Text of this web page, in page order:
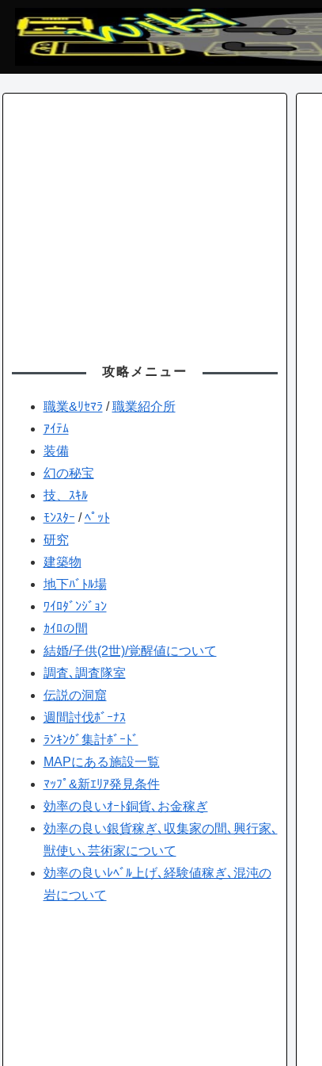
攻略メニュー
職業&ﾘｾﾏﾗ /職業紹介所
ｱｲﾃﾑ
装備
幻の秘宝
技、ｽｷﾙ
ﾓﾝｽﾀｰ /ﾍﾟｯﾄ
研究
建築物
地下ﾊﾞﾄﾙ場
ﾜｲﾛﾀﾞﾝｼﾞｮﾝ
ｶｲﾛの間
結婚/子供(2世)/覚醒値について
調査､調査隊室
伝説の洞窟
週間討伐ﾎﾞｰﾅｽ
ﾗﾝｷﾝｸﾞ集計ﾎﾞｰﾄﾞ
MAPにある施設一覧
ﾏｯﾌﾟ&新ｴﾘｱ発見条件
効率の良いｵｰﾄ銅貨､お金稼ぎ
効率の良い銀貨稼ぎ､収集家の間､興行家､
獣使い､芸術家について
効率の良いﾚﾍﾞﾙ上げ､経験値稼ぎ､混沌の
岩について